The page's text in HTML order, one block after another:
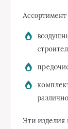
Эти изделия